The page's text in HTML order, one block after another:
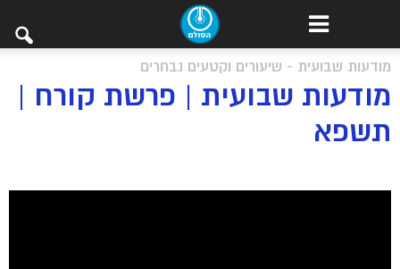
מודעות שבועית - שיעורים וקטעים נבחרים
מודעות שבועית | פרשת קורח |
תשפא